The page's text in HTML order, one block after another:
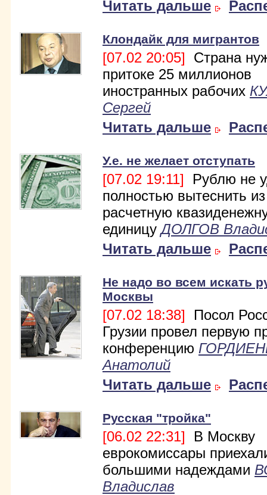
Читать дальше
Клондайк для мигрантов
[07.02 20:05] Страна
притоке 25 миллионов
иностранных рабочих
Сергей
Читать дальше
У.е. не желает отступать
[07.02 19:11] Рублю не
полностью вытеснить
расчетную
единицуДОЛГОВ
Читать дальше
Не надо во всем искать
Москвы
[07.02 18:38] Посол
Грузии провел первую
конференцию
Анатолий
Читать дальше
Русская "тройка"
[06.02 22:31] В Москву
еврокомиссары
большими надеждами
Владислав